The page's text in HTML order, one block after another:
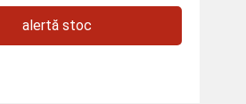
alertă stoc